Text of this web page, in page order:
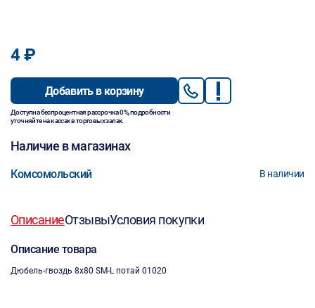
4 ₽
Добавить в корзину
Доступна беспроцентная рассрочка 0%, подробности
уточняйте на кассах в торговых залах.
Наличие в магазинах
Комсомольский В наличии
ОписаниеОтзывыУсловия покупки
Описание товара
Дюбель-гвоздь 8х80 SM-L потай 01020